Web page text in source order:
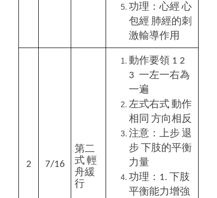
功理：心經 心
包經 肺經的刺
激輸導作用
2 7/16
第二
式輕
舟緩
行
動作要領 1 2
3 一左一右為
一遍
左式右式動作
相同 方向相反
注意：上步退
步下肢的平衡
力量
功理： 1. 下肢
平衡能力增強